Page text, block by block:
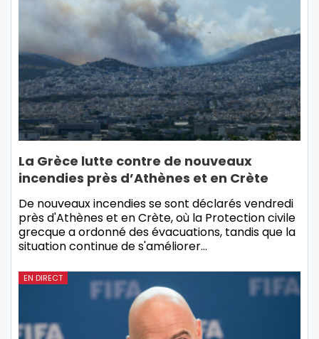
La Grèce lutte contre de nouveaux
incendies près d’Athènes et en Crète
De nouveaux incendies se sont déclarés vendredi
près d'Athènes et en Crète, où la Protection civile
grecque a ordonné des évacuations, tandis que la
situation continue de s'améliorer…
EN DIRECT